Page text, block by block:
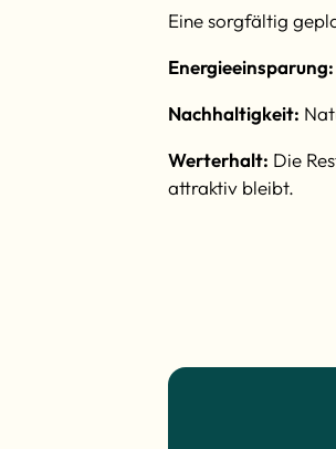
Eine sorgfältig
Energieeinsparung:
Nachhaltigkeit:
Werterhalt: Die
attraktiv bleibt.